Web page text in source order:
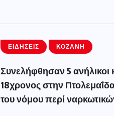
ΕΙΔΉΣΕΙΣ ΚΟΖΆΝΗ
Συνελήφθησαν 5 ανήλικοι
18χρονος στην
του νόμου περί